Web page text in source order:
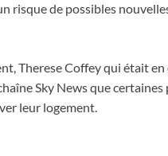
risque de possibles
Therese Coffey qui était
Sky News que
leur logement.